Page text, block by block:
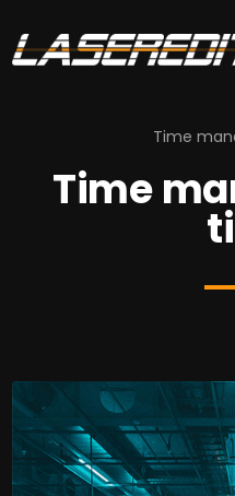
Time
Time